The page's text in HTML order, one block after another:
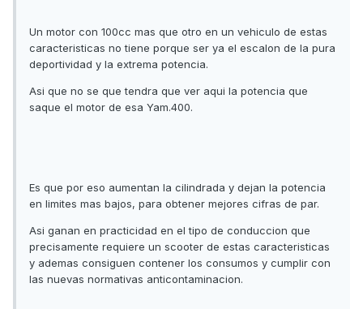
Un motor con 100cc mas que otro en un vehiculo de estas
caracteristicas no tiene porque ser ya el escalon de la pura
deportividad y la extrema potencia.
Asi que no se que tendra que ver aqui la potencia que
saque el motor de esa Yam.400.
Es que por eso aumentan la cilindrada y dejan la potencia
en limites mas bajos, para obtener mejores cifras de par.
Asi ganan en practicidad en el tipo de conduccion que
precisamente requiere un scooter de estas caracteristicas
y ademas consiguen contener los consumos y cumplir con
las nuevas normativas anticontaminacion.